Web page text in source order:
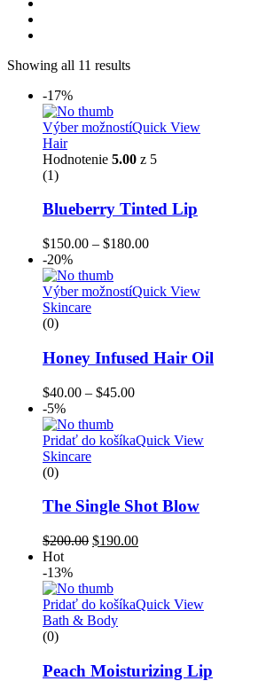
Showing all 11 results
-17%
Výber možnostíQuick View
Hair
Hodnotenie 5.00 z 5
(1)
Blueberry Tinted Lip
$150.00 – $180.00Price
through
-20%
Výber možnostíQuick View
Skincare
(0)
Honey Infused Hair Oil
$40.00 – $45.00Price
through
-5%
Pridať do košíkaQuick View
Skincare
(0)
The Single Shot Blow
$200.00 Pôvodná
$200.00.
$190.00Aktuálna
Hot
-13%
Pridať do košíkaQuick View
Bath & Body
(0)
Peach Moisturizing Lip